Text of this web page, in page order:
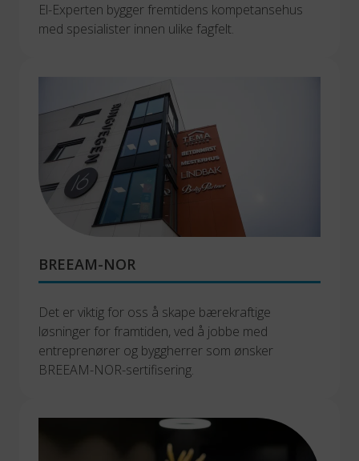
El-Experten bygger fremtidens kompetansehus
med spesialister innen ulike fagfelt.
BREEAM-NOR
Det er viktig for oss å skape bærekraftige
løsninger for framtiden, ved å jobbe med
entreprenører og byggherrer som ønsker
BREEAM-NOR-sertifisering.